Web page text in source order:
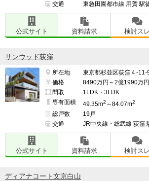
交通
東急田園都市線 用賀 駅
公式サイト 資料請求 検討スレ
サンウッド荻窪
所在地
東京都杉並区荻窪４-11-
価格
8490万円～2億1990万円
間取
1LDK・3LDK
専有面積
49.35m2 ～84.07m2
総戸数
19戸
交通
JR中央線・総武線 荻窪
公式サイト 資料請求 検討スレ
ディアナコート文京白山